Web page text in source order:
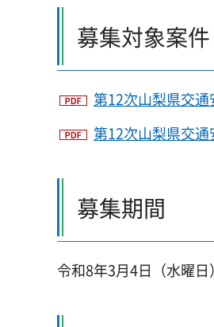
募集対象案件
第12次山梨県交通
第12次山梨県交通
募集期間
令和8年3月4日（水曜